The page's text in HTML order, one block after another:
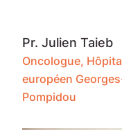
Pr. Julien Taieb
Oncologue,
européen
Pompidou